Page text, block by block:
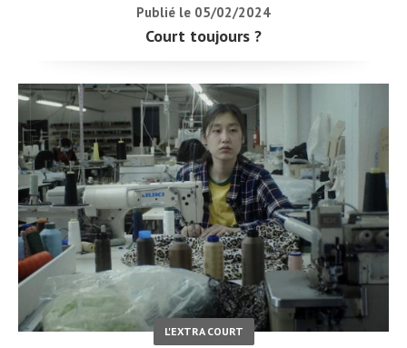
Publié le 05/02/2024
Court toujours ?
L'EXTRA COURT